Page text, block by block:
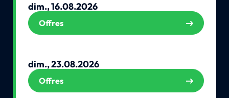
dim., 16.08.2026
Offres
dim., 23.08.2026
Offres